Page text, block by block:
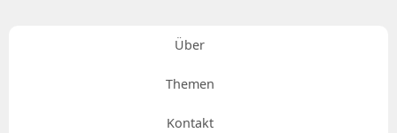
Über
Themen
Kontakt